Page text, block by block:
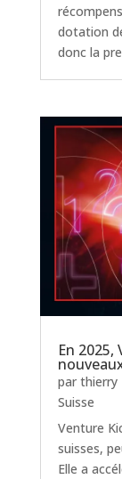
dotation
donc la
En
par thierry
Suisse
Venture
suisses,
Elle a